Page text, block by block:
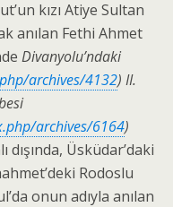
kızı Atiye Sultan
anılan Fethi Ahmet
Divanyolu’ndaki
archives/4132) II.
archives/6164)
Üsküdar’daki
Rodoslu
onun adıyla anılan